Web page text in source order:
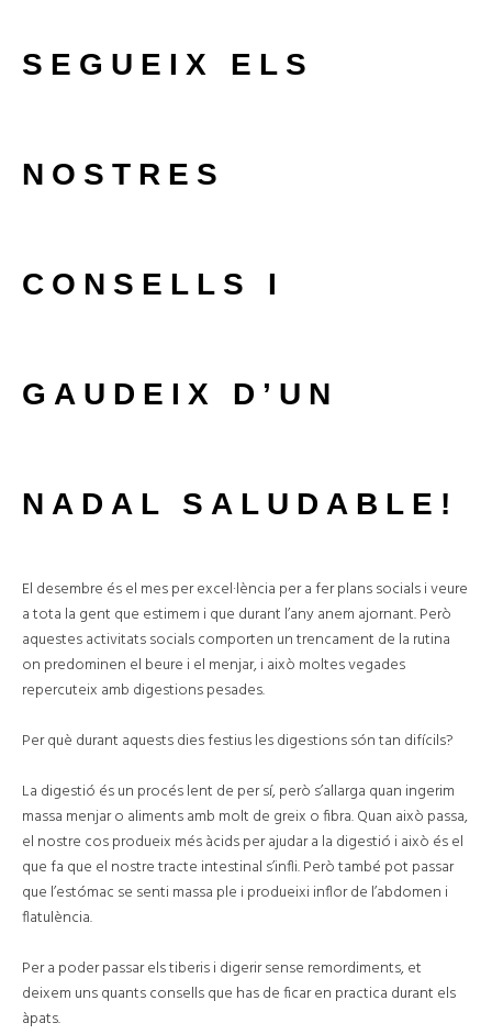
SEGUEIX ELS
NOSTRES
CONSELLS I
GAUDEIX D’UN
NADAL SALUDABLE!
El desembre és el mes per excel·lència per a fer plans socials i veure
a tota la gent que estimem i que durant l’any anem ajornant. Però
aquestes activitats socials comporten un trencament de la rutina
on predominen el beure i el menjar, i això moltes vegades
repercuteix amb digestions pesades.
Per què durant aquests dies festius les digestions són tan difícils?
La digestió és un procés lent de per sí, però s’allarga quan ingerim
massa menjar o aliments amb molt de greix o fibra. Quan això passa,
el nostre cos produeix més àcids per ajudar a la digestió i això és el
que fa que el nostre tracte intestinal s’infli. Però també pot passar
que l’estómac se senti massa ple i produeixi inflor de l’abdomen i
flatulència.
Per a poder passar els tiberis i digerir sense remordiments, et
deixem uns quants consells que has de ficar en practica durant els
àpats.